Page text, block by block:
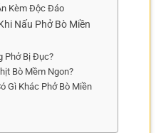
Kèm Độc Đáo
Nấu Phở Bò Miền
Phở Bị Đục?
Bò Mềm Ngon?
Gì Khác Phở Bò Miền